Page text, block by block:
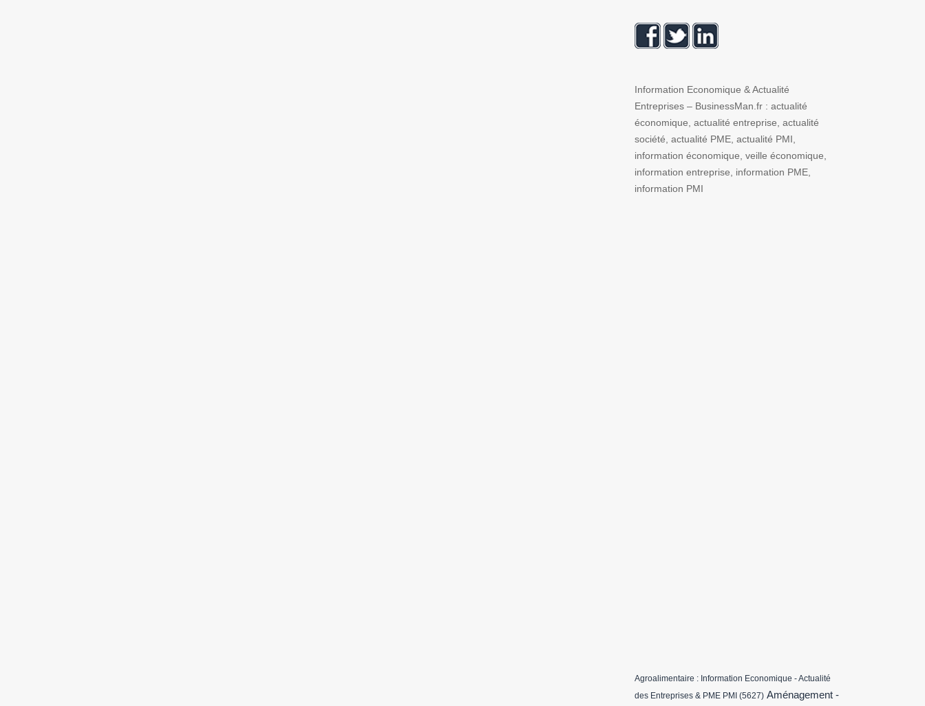
Information Economique & Actualité
Entreprises – BusinessMan.fr : actualité
économique, actualité entreprise, actualité
société, actualité PME, actualité PMI,
information économique, veille économique,
information entreprise, information PME,
information PMI
Agroalimentaire : Information Economique - Actualité
des Entreprises & PME PMI (5627) Aménagement -